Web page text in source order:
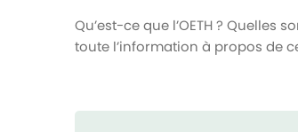
Qu’est-ce que l’OETH ?
toute l’information à propos de